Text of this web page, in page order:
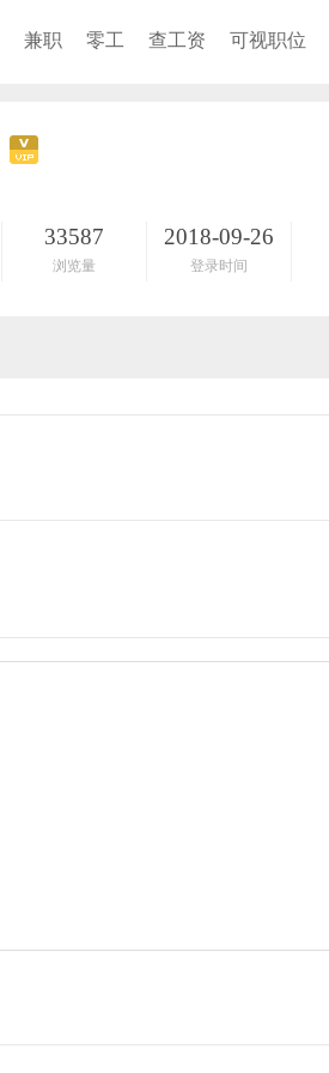
兼职 零工 查工资 可视职位
33587
浏览量
2018-09-26
登录时间